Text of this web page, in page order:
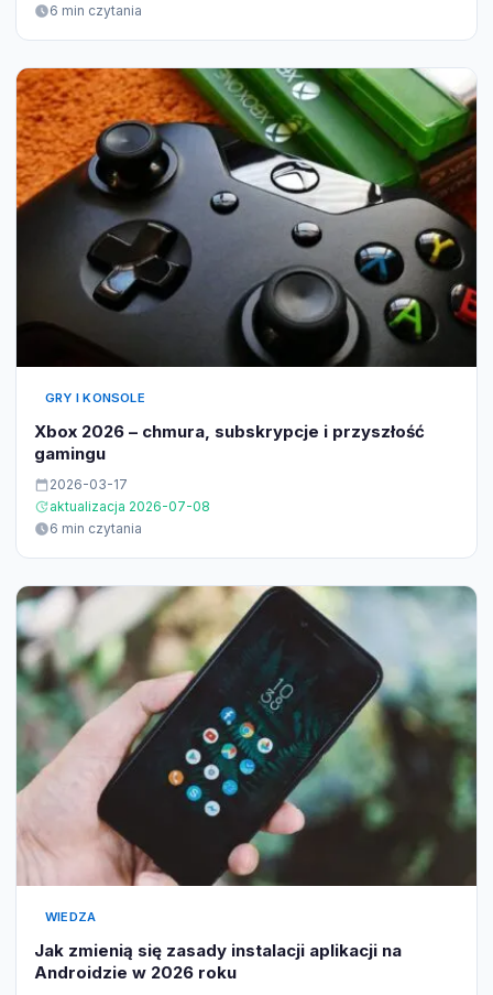
6 min czytania
GRY I KONSOLE
Xbox 2026 – chmura, subskrypcje i przyszłość
gamingu
2026-03-17
aktualizacja 2026-07-08
6 min czytania
WIEDZA
Jak zmienią się zasady instalacji aplikacji na
Androidzie w 2026 roku